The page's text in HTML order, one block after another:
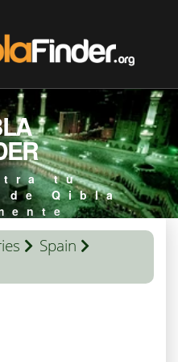
tu
de Qibla
Spain